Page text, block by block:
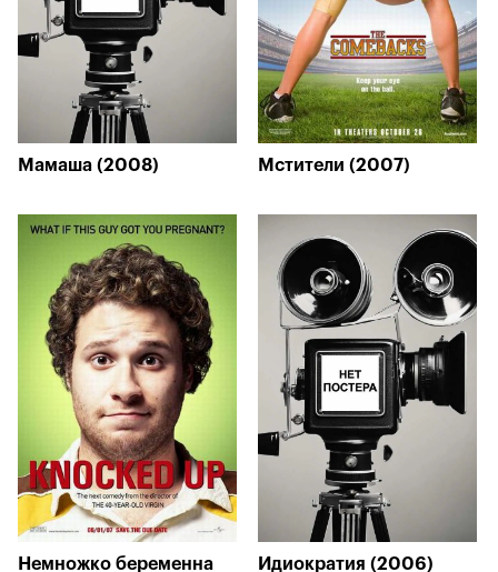
Мамаша (2008) Мстители (2007)
Немножко беременна
Идиократия (2006)